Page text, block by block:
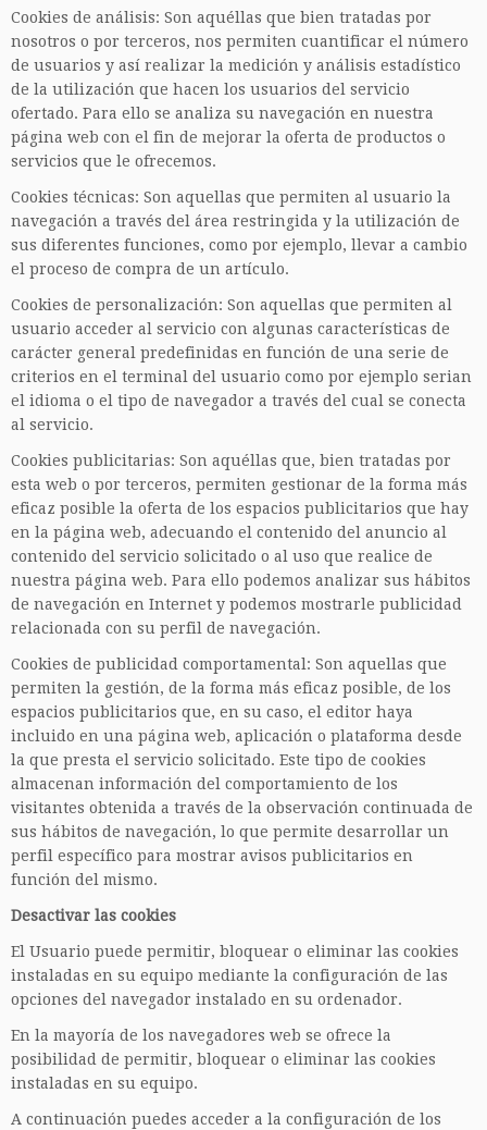
Cookies de análisis: Son aquéllas que bien tratadas por
nosotros o por terceros, nos permiten cuantificar el número
de usuarios y así realizar la medición y análisis estadístico
de la utilización que hacen los usuarios del servicio
ofertado. Para ello se analiza su navegación en nuestra
página web con el fin de mejorar la oferta de productos o
servicios que le ofrecemos.
Cookies técnicas: Son aquellas que permiten al usuario la
navegación a través del área restringida y la utilización de
sus diferentes funciones, como por ejemplo, llevar a cambio
el proceso de compra de un artículo.
Cookies de personalización: Son aquellas que permiten al
usuario acceder al servicio con algunas características de
carácter general predefinidas en función de una serie de
criterios en el terminal del usuario como por ejemplo serian
el idioma o el tipo de navegador a través del cual se conecta
al servicio.
Cookies publicitarias: Son aquéllas que, bien tratadas por
esta web o por terceros, permiten gestionar de la forma más
eficaz posible la oferta de los espacios publicitarios que hay
en la página web, adecuando el contenido del anuncio al
contenido del servicio solicitado o al uso que realice de
nuestra página web. Para ello podemos analizar sus hábitos
de navegación en Internet y podemos mostrarle publicidad
relacionada con su perfil de navegación.
Cookies de publicidad comportamental: Son aquellas que
permiten la gestión, de la forma más eficaz posible, de los
espacios publicitarios que, en su caso, el editor haya
incluido en una página web, aplicación o plataforma desde
la que presta el servicio solicitado. Este tipo de cookies
almacenan información del comportamiento de los
visitantes obtenida a través de la observación continuada de
sus hábitos de navegación, lo que permite desarrollar un
perfil específico para mostrar avisos publicitarios en
función del mismo.
Desactivar las cookies
El Usuario puede permitir, bloquear o eliminar las cookies
instaladas en su equipo mediante la configuración de las
opciones del navegador instalado en su ordenador.
En la mayoría de los navegadores web se ofrece la
posibilidad de permitir, bloquear o eliminar las cookies
instaladas en su equipo.
A continuación puedes acceder a la configuración de los